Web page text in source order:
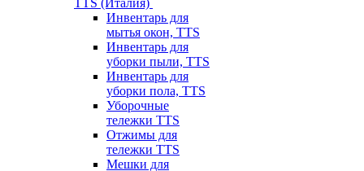
TTS (Италия)
Инвентарь для
мытья окон, TTS
Инвентарь для
уборки пыли, TTS
Инвентарь для
уборки пола, TTS
Уборочные
тележки TTS
Отжимы для
тележки TTS
Мешки для